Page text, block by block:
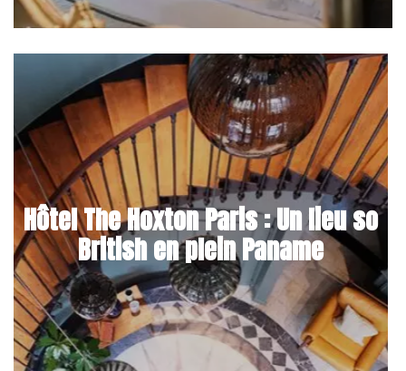
Hôtel The Hoxton Paris : Un lieu so
British en plein Paname